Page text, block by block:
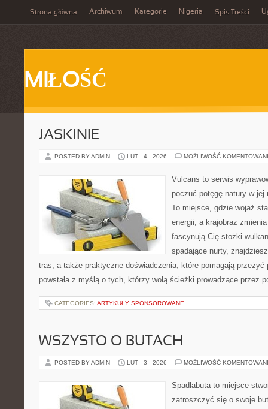
Strona główna Archiwum Kategorie Nigeria Spis Treści
MIŁOŚĆ
JASKINIE
POSTED BY ADMIN LUT - 4 - 2026 MOŻLIWOŚĆ
Vulcans to serwis
poczuć potęgę natury w jej
To miejsce, gdzie wojaż
energii, a krajobraz
fascynują Cię stożki
spadające nurty,
tras, a także praktyczne doświadczenia, które pomagają przeżyć
powstała z myślą o tych, którzy wolą ścieżki prowadzące przez
CATEGORIES: ARTYKUŁY SPONSOROWANE
WSZYSTO O BUTACH
POSTED BY ADMIN LUT - 3 - 2026 MOŻLIWOŚĆ
Spadlabuta to miejsce
zatroszczyć się o swoje